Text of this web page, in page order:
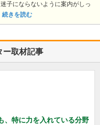
子にならないように案内がしっ
続きを読む
ー取材記事
、特に力を入れている分野